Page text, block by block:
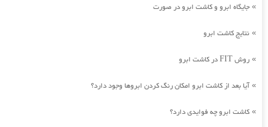
» جایگاه ابرو و کاشت ابرو در صورت
» نتایج کاشت ابرو
» روش FIT در کاشت ابرو
»آیا بعد از کاشت ابرو امکان رنگ کردن ابروها وجود دارد؟
» کاشت ابرو چه فوایدی دارد؟